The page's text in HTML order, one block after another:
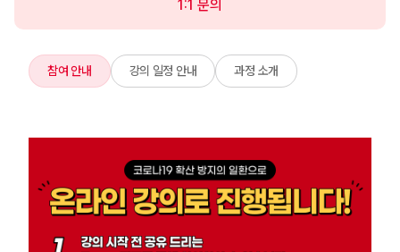
1:1 문의
참여 안내 강의 일정 안내 과정 소개